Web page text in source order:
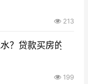
213
？贷款买房的银行
199